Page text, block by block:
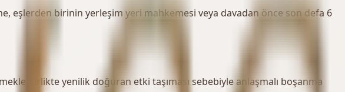
eşlerden birinin yerleşim yeri mahkemesi veya davadan önce son defa 6
birlikte yenilik doğuran etki taşıması sebebiyle anlaşmalı boşanma